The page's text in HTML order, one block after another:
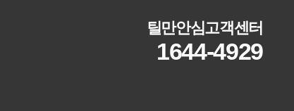
틸만안심고객센터
1644-4929